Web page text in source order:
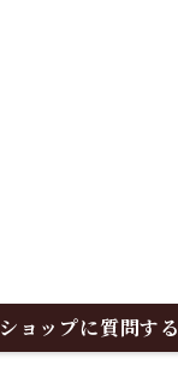
ショップに質問する